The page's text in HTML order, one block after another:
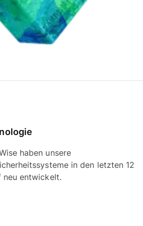
haben unsere
in den letzten 12
neu entwickelt.